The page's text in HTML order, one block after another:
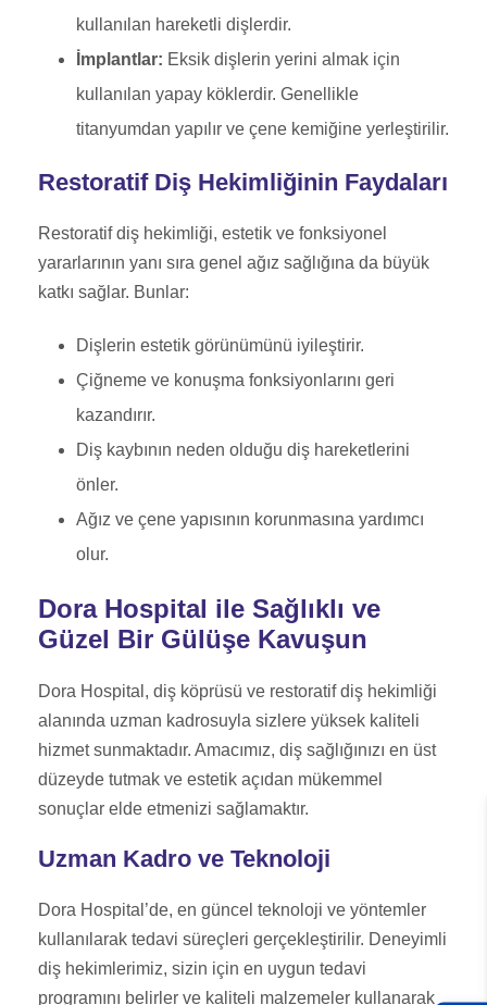
kullanılan hareketli dişlerdir.
İmplantlar: Eksik dişlerin yerini almak için
kullanılan yapay köklerdir. Genellikle
titanyumdan yapılır ve çene kemiğine yerleştirilir.
Restoratif Diş Hekimliğinin Faydaları
Restoratif diş hekimliği, estetik ve fonksiyonel
yararlarının yanı sıra genel ağız sağlığına da büyük
katkı sağlar. Bunlar:
Dişlerin estetik görünümünü iyileştirir.
Çiğneme ve konuşma fonksiyonlarını geri
kazandırır.
Diş kaybının neden olduğu diş hareketlerini
önler.
Ağız ve çene yapısının korunmasına yardımcı
olur.
Dora Hospital ile Sağlıklı ve
Güzel Bir Gülüşe Kavuşun
Dora Hospital, diş köprüsü ve restoratif diş hekimliği
alanında uzman kadrosuyla sizlere yüksek kaliteli
hizmet sunmaktadır. Amacımız, diş sağlığınızı en üst
düzeyde tutmak ve estetik açıdan mükemmel
sonuçlar elde etmenizi sağlamaktır.
Uzman Kadro ve Teknoloji
Dora Hospital’de, en güncel teknoloji ve yöntemler
kullanılarak tedavi süreçleri gerçekleştirilir. Deneyimli
diş hekimlerimiz, sizin için en uygun tedavi
programını belirler ve kaliteli malzemeler kullanarak